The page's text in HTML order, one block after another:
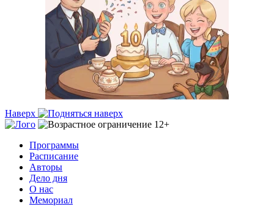
Наверх
Программы
Расписание
Авторы
Дело дня
О нас
Мемориал